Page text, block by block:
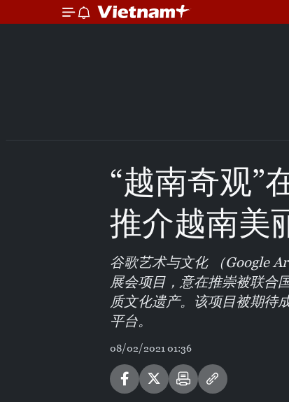
“越南奇观”
推介越南美
谷歌艺术与文化 （Google
展会项目，意在推崇被联合
质文化遗产。该项目被期待
平台。
08/02/2021 01:36